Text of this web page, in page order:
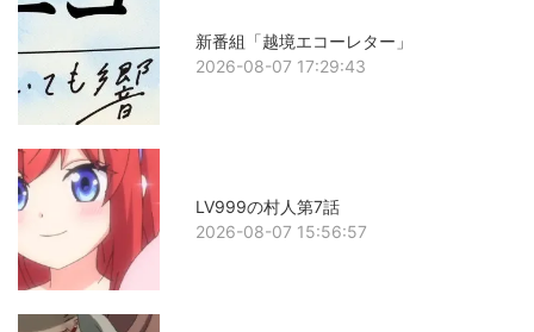
新番組「越境エコーレター」
2026-08-07 17:29:43
LV999の村人第7話
2026-08-07 15:56:57